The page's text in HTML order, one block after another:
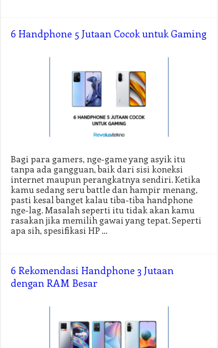
6 Handphone 5 Jutaan Cocok untuk Gaming
Bagi para gamers, nge-game yang asyik itu
tanpa ada gangguan, baik dari sisi koneksi
internet maupun perangkatnya sendiri. Ketika
kamu sedang seru battle dan hampir menang,
pasti kesal banget kalau tiba-tiba handphone
nge-lag. Masalah seperti itu tidak akan kamu
rasakan jika memilih gawai yang tepat. Seperti
apa sih, spesifikasi HP …
6 Rekomendasi Handphone 3 Jutaan
dengan RAM Besar